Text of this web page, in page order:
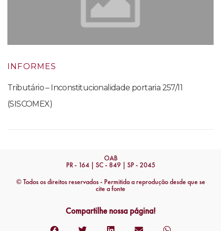
INFORMES
Tributário – Inconstitucionalidade portaria 257/11
(SISCOMEX)
OAB
PR - 164 | SC - 849 | SP - 2045
© Todos os direitos reservados - Permitida a reprodução desde que se
cite a fonte
Compartilhe nossa página!